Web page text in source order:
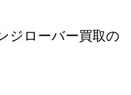
ジローバー買取の